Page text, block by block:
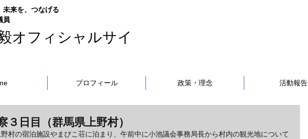
未来を、つなげる
員
オフィシャルサイ
プロフィール 政策・理念 活動報告
３日目（群馬県上野村）
村の宿泊施設やまびこ荘に泊まり、午前中に小池議会事務局長から村内の観光地について